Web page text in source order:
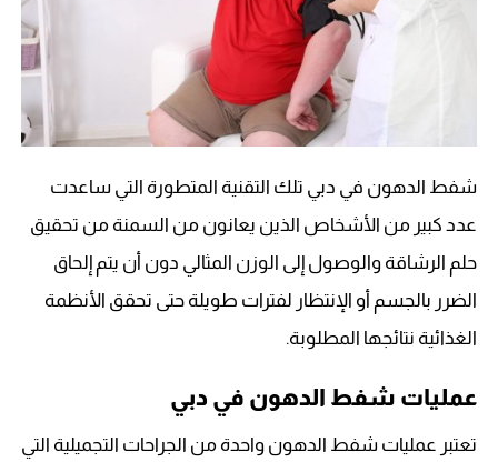
شفط الدهون في دبي تلك التقنية المتطورة التي ساعدت
عدد كبير من الأشخاص الذين يعانون من السمنة من تحقيق
حلم الرشاقة والوصول إلى الوزن المثالي دون أن يتم إلحاق
الضرر بالجسم أو الإنتظار لفترات طويلة حتى تحقق الأنظمة
الغذائية نتائجها المطلوبة.
عمليات شفط الدهون في دبي
تعتبر عمليات شفط الدهون واحدة من الجراحات التجميلية التي